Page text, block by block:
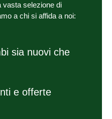
vasta selezione di
a chi si affida a noi:
sia nuovi che
e offerte